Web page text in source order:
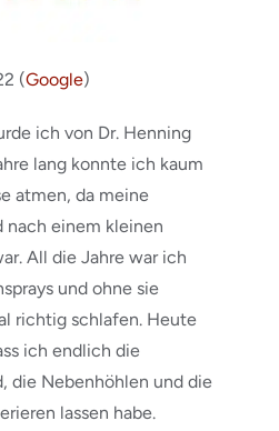
(Google)
ich von Dr. Henning
lang konnte ich kaum
atmen, da meine
nach einem kleinen
All die Jahre war ich
und ohne sie
richtig schlafen. Heute
ich endlich die
die Nebenhöhlen und die
lassen habe.